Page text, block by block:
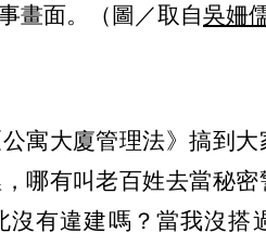
畫面。（圖／取自吳姍
寓大廈管理法》搞到大
哪有叫老百姓去當秘
沒有違建嗎？當我沒搭